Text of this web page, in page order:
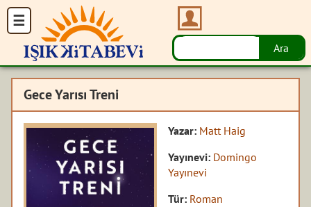
Gece Yarısı Treni
Yazar: Matt Haig
Yayınevi: Domingo
Yayınevi
Tür: Roman